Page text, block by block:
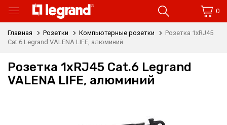
0
Главная Розетки Компьютерные розетки
Розетка 1xRJ45
Cat.6 Legrand VALENA LIFE, алюминий
Розетка 1xRJ45 Cat.6 Legrand
VALENA LIFE, алюминий